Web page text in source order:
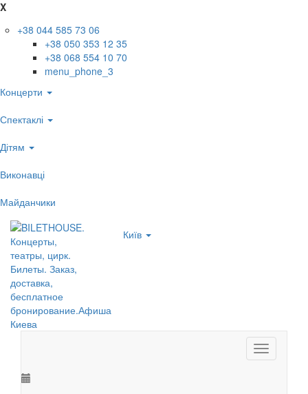
X
+38 044 585 73 06
+38 050 353 12 35
+38 068 554 10 70
menu_phone_3
Концерти
Спектаклі
Дітям
Виконавці
Майданчики
Київ
Toggle
navigation